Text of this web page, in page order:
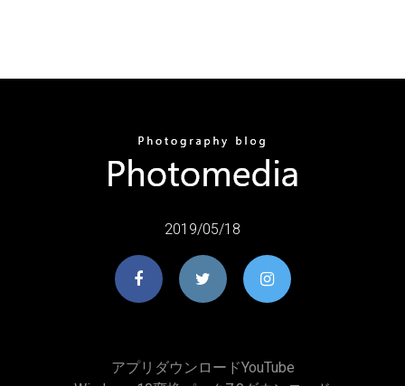
2019/05/18
アプリダウンロードYouTube